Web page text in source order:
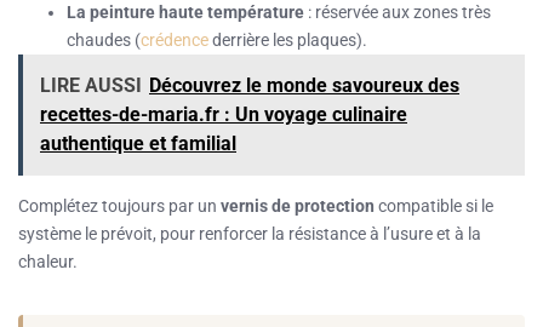
La peinture haute température : réservée aux zones très
chaudes (crédencederrière les plaques).
LIRE AUSSI Découvrez le monde savoureux des
recettes-de-maria.fr : Un voyage culinaire
authentique et familial
Complétez toujours par un vernis de protection compatible si le
système le prévoit, pour renforcer la résistance à l’usure et à la
chaleur.